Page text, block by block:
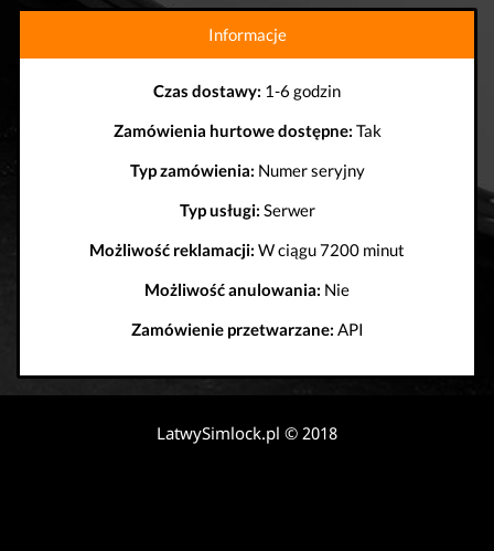
Informacje
Czas dostawy: 1-6 godzin
Zamówienia hurtowe dostępne: Tak
Typ zamówienia: Numer seryjny
Typ usługi: Serwer
Możliwość reklamacji: W ciągu 7200 minut
Możliwość anulowania: Nie
Zamówienie przetwarzane: API
LatwySimlock.pl © 2018